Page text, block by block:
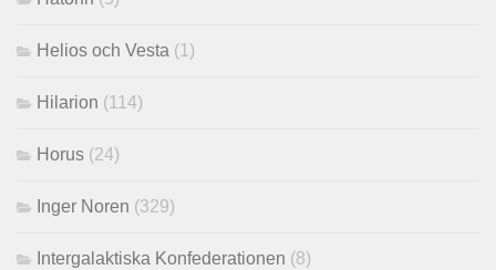
Helios och Vesta (1)
Hilarion (114)
Horus (24)
Inger Noren (329)
Intergalaktiska Konfederationen (8)